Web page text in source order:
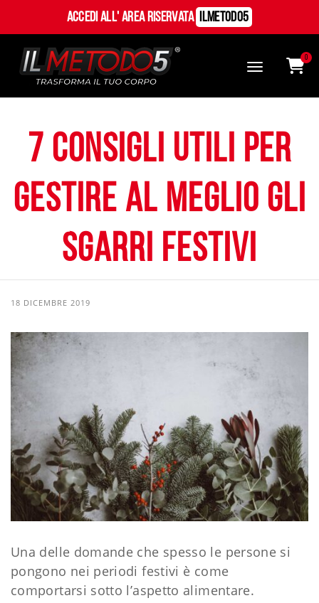
Accedi all' Area Riservata ILMetodo5
0
7 Consigli utili per
gestire al meglio gli
sgarri festivi
18 DICEMBRE 2019
Una delle domande che spesso le persone si
pongono nei periodi festivi è come
comportarsi sotto l’aspetto alimentare.